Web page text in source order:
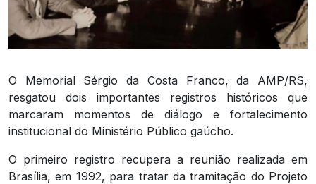
O Memorial Sérgio da Costa Franco, da AMP/RS,
resgatou dois importantes registros históricos que
marcaram momentos de diálogo e fortalecimento
institucional do Ministério Público gaúcho.
O primeiro registro recupera a reunião realizada em
Brasília, em 1992, para tratar da tramitação do Projeto